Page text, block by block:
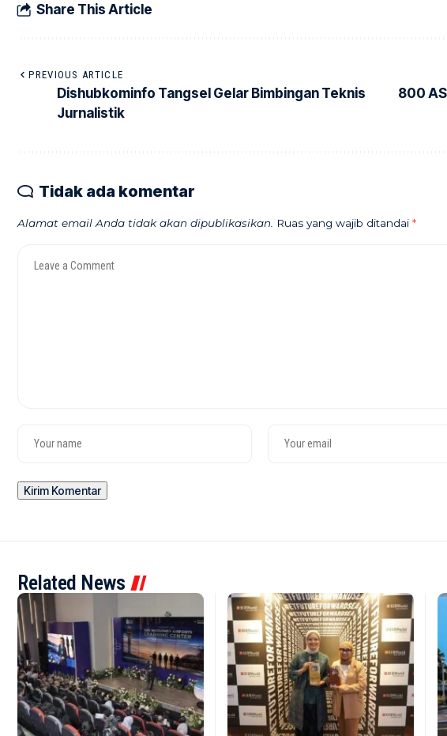
Share This Article
PREVIOUS ARTICLE
Dishubkominfo Tangsel Gelar Bimbingan Teknis
Jurnalistik
800
Tidak ada komentar
Alamat email Anda tidak akan dipublikasikan. Ruas yang wajib ditandai *
Related News